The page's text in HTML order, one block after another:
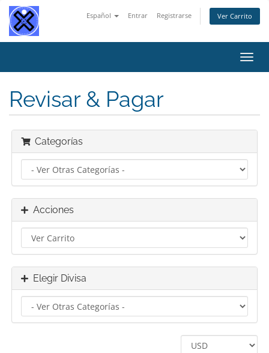
Español Entrar Registrarse Ver Carrito
Revisar & Pagar
Categorías
Acciones
Elegir Divisa